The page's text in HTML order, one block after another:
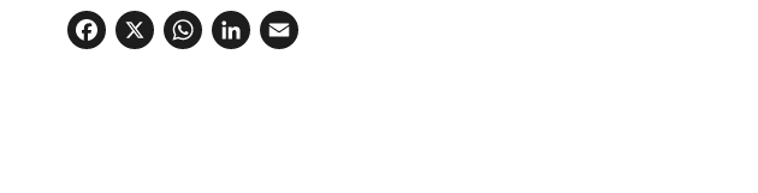
Facebook
X WhatsApp
LinkedIn